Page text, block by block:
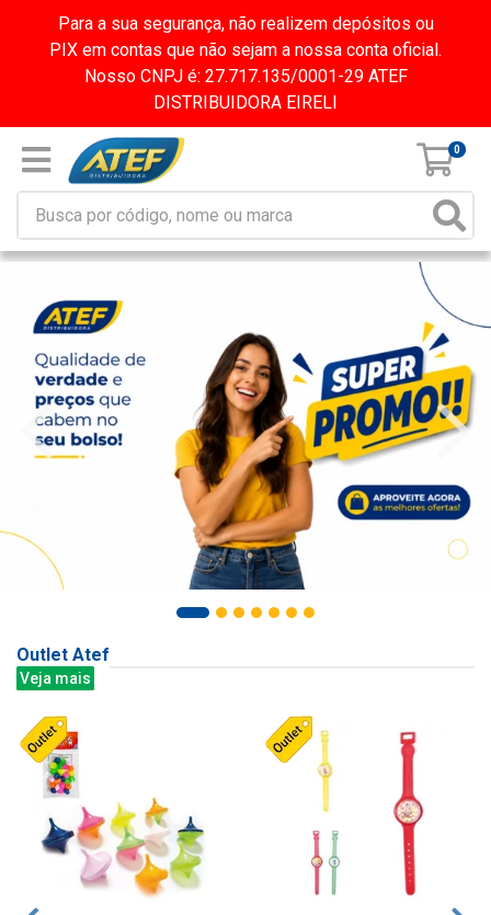
Para a sua segurança, não realizem depósitos ou
PIX em contas que não sejam a nossa conta oficial.
Nosso CNPJ é: 27.717.135/0001-29 ATEF
DISTRIBUIDORA EIRELI
0
Outlet Atef
Veja mais